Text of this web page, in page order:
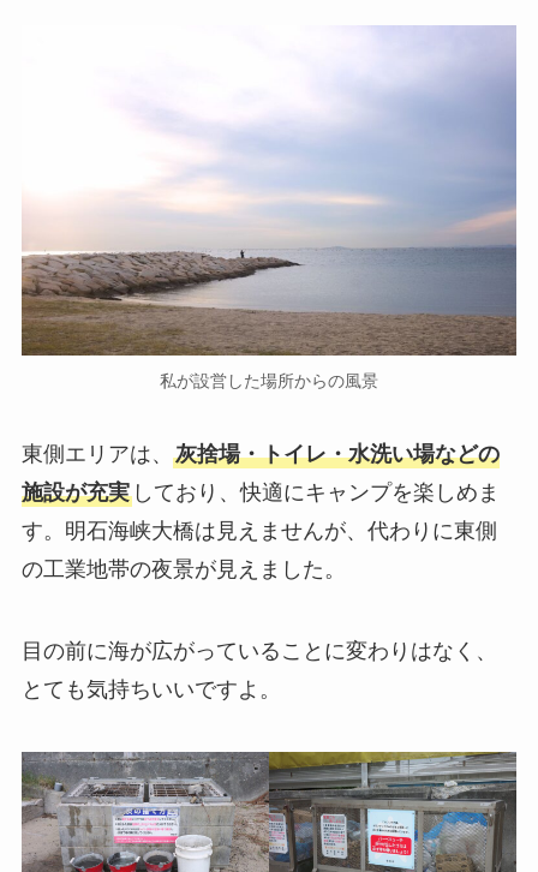
私が設営した場所からの風景
東側エリアは、 灰捨場・トイレ・水洗い場などの
施設が充実しており、快適にキャンプを楽しめま
す。明石海峡大橋は見えませんが、代わりに東側
の工業地帯の夜景が見えました。
目の前に海が広がっていることに変わりはなく、
とても気持ちいいですよ。